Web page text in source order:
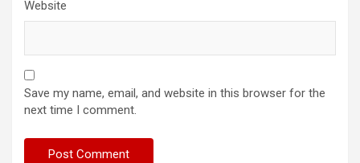
Website
Save my name, email, and website in this browser for the
next time I comment.